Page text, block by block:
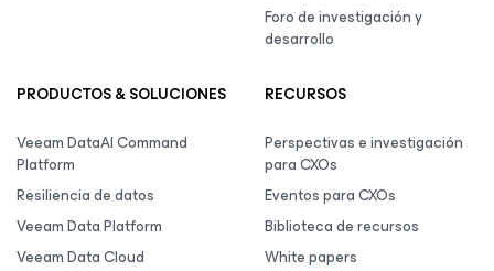
Foro de investigación y
desarrollo
PRODUCTOS & SOLUCIONES
Veeam DataAI Command
Platform
Resiliencia de datos
Veeam Data Platform
Veeam Data Cloud
RECURSOS
Perspectivas e investigación
para CXOs
Eventos para CXOs
Biblioteca de recursos
White papers